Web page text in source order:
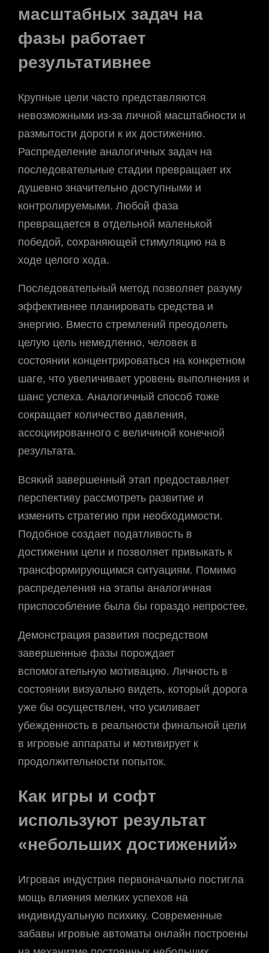
масштабных задач на
фазы работает
результативнее
Крупные цели часто представляются
невозможными из-за личной масштабности и
размытости дороги к их достижению.
Распределение аналогичных задач на
последовательные стадии превращает их
душевно значительно доступными и
контролируемыми. Любой фаза
превращается в отдельной маленькой
победой, сохраняющей стимуляцию на в
ходе целого хода.
Последовательный метод позволяет разуму
эффективнее планировать средства и
энергию. Вместо стремлений преодолеть
целую цель немедленно, человек в
состоянии концентрироваться на конкретном
шаге, что увеличивает уровень выполнения и
шанс успеха. Аналогичный способ тоже
сокращает количество давления,
ассоциированного с величиной конечной
результата.
Всякий завершенный этап предоставляет
перспективу рассмотреть развитие и
изменить стратегию при необходимости.
Подобное создает податливость в
достижении цели и позволяет привыкать к
трансформирующимся ситуациям. Помимо
распределения на этапы аналогичная
приспособление была бы гораздо непростее.
Демонстрация развития посредством
завершенные фазы порождает
вспомогательную мотивацию. Личность в
состоянии визуально видеть, который дорога
уже бы осуществлен, что усиливает
убежденность в реальности финальной цели
в игровые аппараты и мотивирует к
продолжительности попыток.
Как игры и софт
используют результат
«небольших достижений»
Игровая индустрия первоначально постигла
мощь влияния мелких успехов на
индивидуальную психику. Современные
забавы игровые автоматы онлайн построены